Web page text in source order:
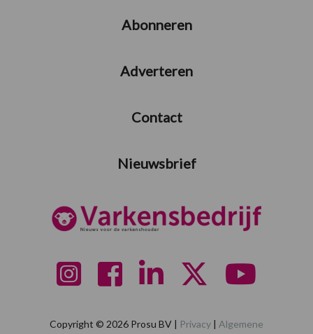
Abonneren
Adverteren
Contact
Nieuwsbrief
Copyright © 2026 Prosu BV | Privacy | Algemene